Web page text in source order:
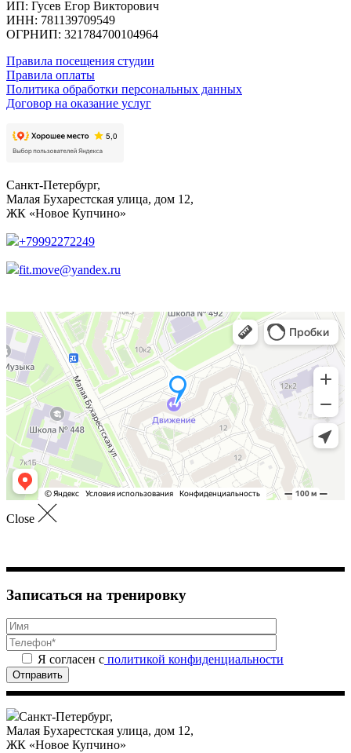
ИП: Гусев Егор Викторович
ИНН: 781139709549
ОГРНИП: 321784700104964
Правила посещения студии
Правила оплаты
Политика обработки персональных данных
Договор на оказание услуг
Санкт-Петербург,
Малая Бухарестская улица, дом 12,
ЖК «Новое Купчино»
+79992272249
fit.move@yandex.ru
Close
Записаться на тренировку
Я согласен с политикой конфиденциальности
Отправить
Санкт-Петербург,
Малая Бухарестская улица, дом 12,
ЖК «Новое Купчино»